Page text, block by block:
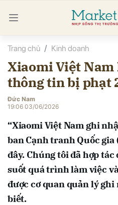
Trang chủ Kinh doanh
Xiaomi Việt Nam
thông tin bị phạt
Đức Nam
19:06 03/06/2026
“Xiaomi Việt Nam ghi
ban Cạnh tranh Quốc gia
đây. Chúng tôi đã hợp tác
suốt quá trình làm việc
được cơ quan quản lý ghi
biết.
luận